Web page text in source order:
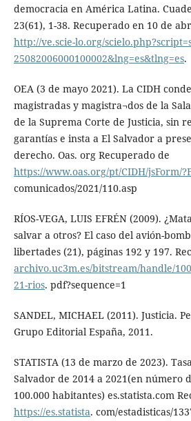
democracia en América Latina.
23(61), 1-38. Recuperado en 10 de
http://ve.scie-lo.org/
25082006000100002&lng=es&tlng=es.
OEA (3 de mayo 2021). La CIDH
magistradas y magistra¬dos de la
de la Suprema Corte de Justicia, sin
garantías e insta a El Salvador a
derecho. Oas. org Recuperado de
https://www.oas.org/pt/CIDH/jsForm/
comunicados/2021/110.asp
RÍOS-VEGA, LUIS EFRÉN (2009).
salvar a otros? El caso del avión-
libertades (21), páginas 192 y 197.
archivo.uc3m.es/bitstream/handle/
21-rios. pdf?sequence=1
SANDEL, MICHAEL (2011). Justicia.
Grupo Editorial España, 2011.
STATISTA (13 de marzo de 2023).
Salvador de 2014 a 2021(en número
100.000 habitantes) es.statista.com
https://es.statista. com/estadisticas/